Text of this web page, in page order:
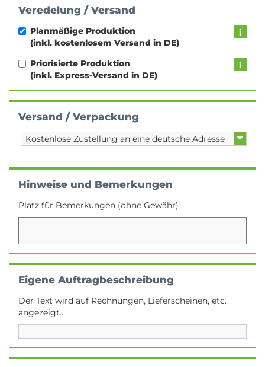
Veredelung / Versand
Planmäßige Produktion
(inkl. kostenlosem Versand in DE)
Priorisierte Produktion
(inkl. Express-Versand in DE)
Versand / Verpackung
Hinweise und Bemerkungen
Platz für Bemerkungen (ohne Gewähr)
Eigene Auftragbeschreibung
Der Text wird auf Rechnungen, Lieferscheinen, etc.
angezeigt...